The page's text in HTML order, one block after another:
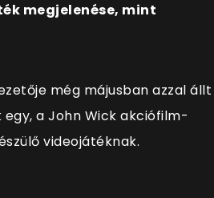
megjelenése, mint
még májusban azzal állt
a John Wick akciófilm-
videojátéknak.